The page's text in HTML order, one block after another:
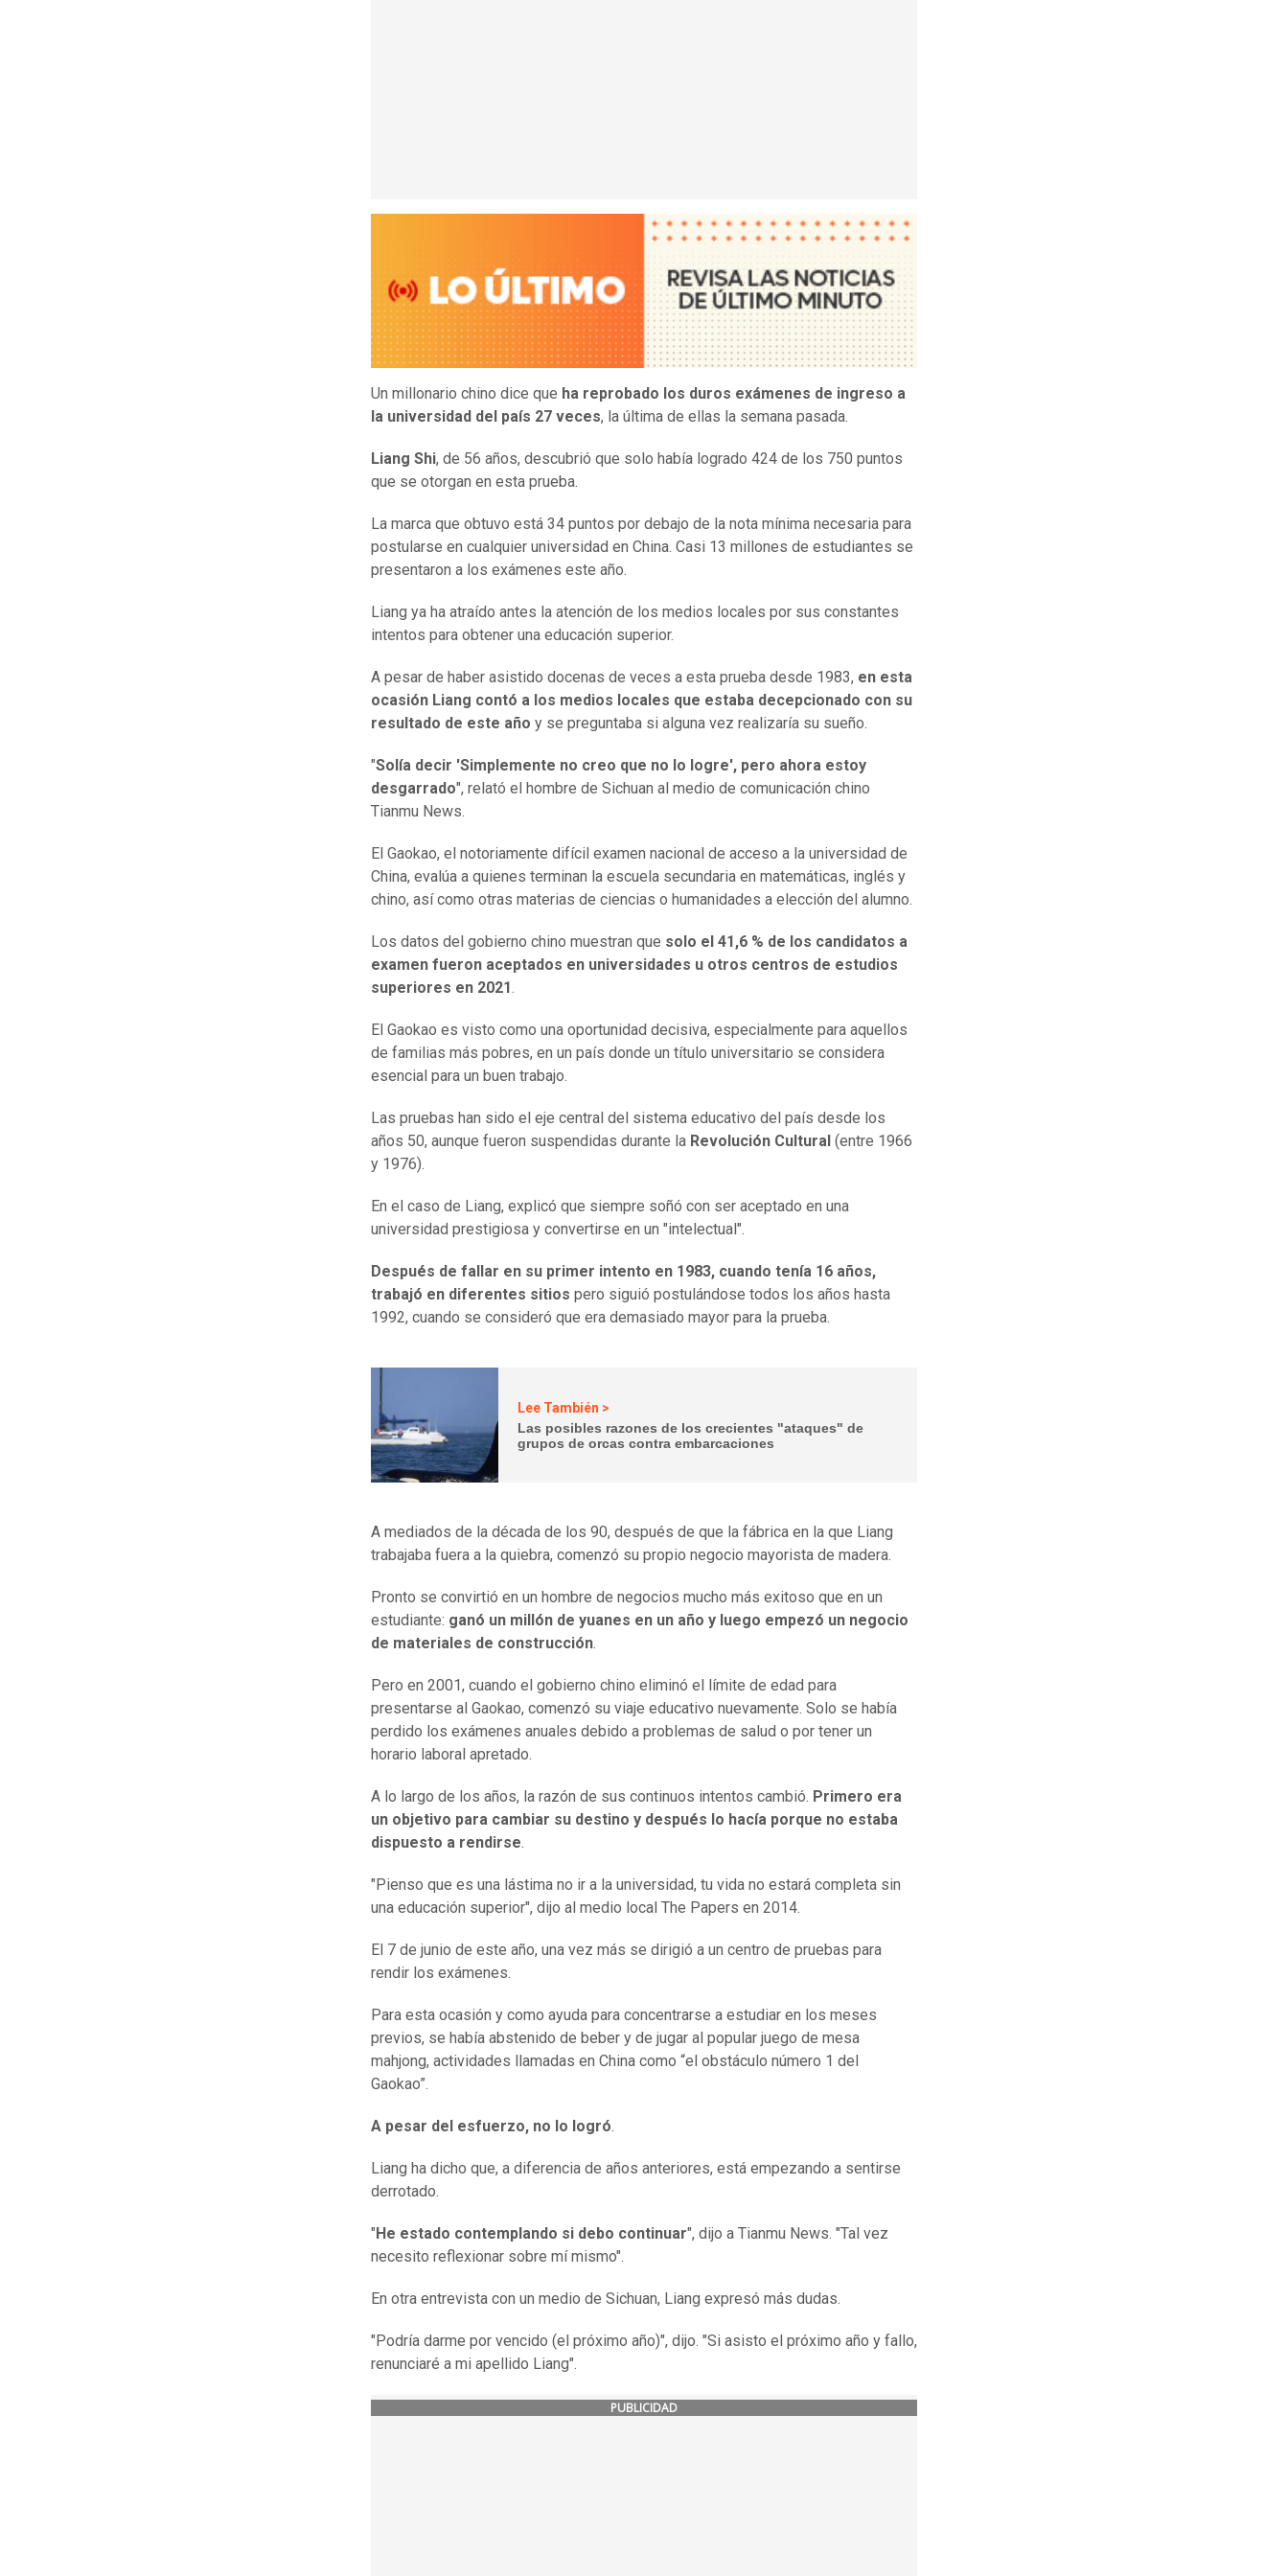
Un millonario chino dice que ha reprobado los duros exámenes de ingreso a
la universidad del país 27 veces, la última de ellas la semana pasada.
Liang Shi, de 56 años, descubrió que solo había logrado 424 de los 750 puntos
que se otorgan en esta prueba.
La marca que obtuvo está 34 puntos por debajo de la nota mínima necesaria para
postularse en cualquier universidad en China. Casi 13 millones de estudiantes se
presentaron a los exámenes este año.
Liang ya ha atraído antes la atención de los medios locales por sus constantes
intentos para obtener una educación superior.
A pesar de haber asistido docenas de veces a esta prueba desde 1983, en esta
ocasión Liang contó a los medios locales que estaba decepcionado con su
resultado de este año y se preguntaba si alguna vez realizaría su sueño.
"Solía decir 'Simplemente no creo que no lo logre', pero ahora estoy
desgarrado", relató el hombre de Sichuan al medio de comunicación chino
Tianmu News.
El Gaokao, el notoriamente difícil examen nacional de acceso a la universidad de
China, evalúa a quienes terminan la escuela secundaria en matemáticas, inglés y
chino, así como otras materias de ciencias o humanidades a elección del alumno.
Los datos del gobierno chino muestran que solo el 41,6 % de los candidatos a
examen fueron aceptados en universidades u otros centros de estudios
superiores en 2021.
El Gaokao es visto como una oportunidad decisiva, especialmente para aquellos
de familias más pobres, en un país donde un título universitario se considera
esencial para un buen trabajo.
Las pruebas han sido el eje central del sistema educativo del país desde los
años 50, aunque fueron suspendidas durante la Revolución Cultural (entre 1966
y 1976).
En el caso de Liang, explicó que siempre soñó con ser aceptado en una
universidad prestigiosa y convertirse en un "intelectual".
Después de fallar en su primer intento en 1983, cuando tenía 16 años,
trabajó en diferentes sitios pero siguió postulándose todos los años hasta
1992, cuando se consideró que era demasiado mayor para la prueba.
Lee También >
Las posibles razones de los crecientes "ataques" de
grupos de orcas contra embarcaciones
A mediados de la década de los 90, después de que la fábrica en la que Liang
trabajaba fuera a la quiebra, comenzó su propio negocio mayorista de madera.
Pronto se convirtió en un hombre de negocios mucho más exitoso que en un
estudiante: ganó un millón de yuanes en un año y luego empezó un negocio
de materiales de construcción.
Pero en 2001, cuando el gobierno chino eliminó el límite de edad para
presentarse al Gaokao, comenzó su viaje educativo nuevamente. Solo se había
perdido los exámenes anuales debido a problemas de salud o por tener un
horario laboral apretado.
A lo largo de los años, la razón de sus continuos intentos cambió. Primero era
un objetivo para cambiar su destino y después lo hacía porque no estaba
dispuesto a rendirse.
"Pienso que es una lástima no ir a la universidad, tu vida no estará completa sin
una educación superior", dijo al medio local The Papers en 2014.
El 7 de junio de este año, una vez más se dirigió a un centro de pruebas para
rendir los exámenes.
Para esta ocasión y como ayuda para concentrarse a estudiar en los meses
previos, se había abstenido de beber y de jugar al popular juego de mesa
mahjong, actividades llamadas en China como “el obstáculo número 1 del
Gaokao”.
A pesar del esfuerzo, no lo logró.
Liang ha dicho que, a diferencia de años anteriores, está empezando a sentirse
derrotado.
" He estado contemplando si debo continuar", dijo a Tianmu News. "Tal vez
necesito reflexionar sobre mí mismo".
En otra entrevista con un medio de Sichuan, Liang expresó más dudas.
"Podría darme por vencido (el próximo año)", dijo. "Si asisto el próximo año y fallo,
renunciaré a mi apellido Liang".
PUBLICIDAD